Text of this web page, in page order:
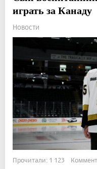
играть за Канаду
Новости
Прочитали: 1 123